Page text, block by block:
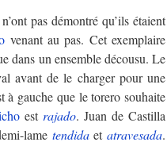
pas démontré qu’ils étaient
venant au pas. Cet exemplaire
dans un ensemble décousu. Le
avant de le charger pour une
à gauche que le torero souhaite
est rajado. Juan de Castilla
lame tendidaetatravesada.